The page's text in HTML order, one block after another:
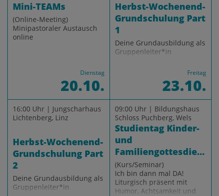
Mini-TEAMs
(Online-Meeting)
Minipastoraler Austausch
online
Dienstag
20.10.
Herbst-Wochenend-
Grundschulung Part
1
Deine Grundausbildung als
Gruppenleiter*in
Freitag
23.10.
16:00 Uhr | Jungscharhaus
Lichtenberg, Linz
Herbst-Wochenend-
Grundschulung Part
2
Deine Grundausbildung als
Gruppenleiter*in
09:00 Uhr | Bildungshaus
Schloss Puchberg, Wels
Studientag Kinder-
und
Familiengottesdienste
(Kurs/Seminar)
Ich bin dann mal DA!
Liturgisch präsent mit
Humor, Achtsamkeit und